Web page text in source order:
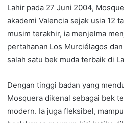
Lahir pada 27 Juni 2004,
akademi Valencia sejak usia 12
musim terakhir, ia menjelma
pertahanan Los Murciélagos
salah satu bek muda terbaik di
Dengan tinggi badan yang
Mosquera dikenal sebagai bek
modern. Ia juga fleksibel,